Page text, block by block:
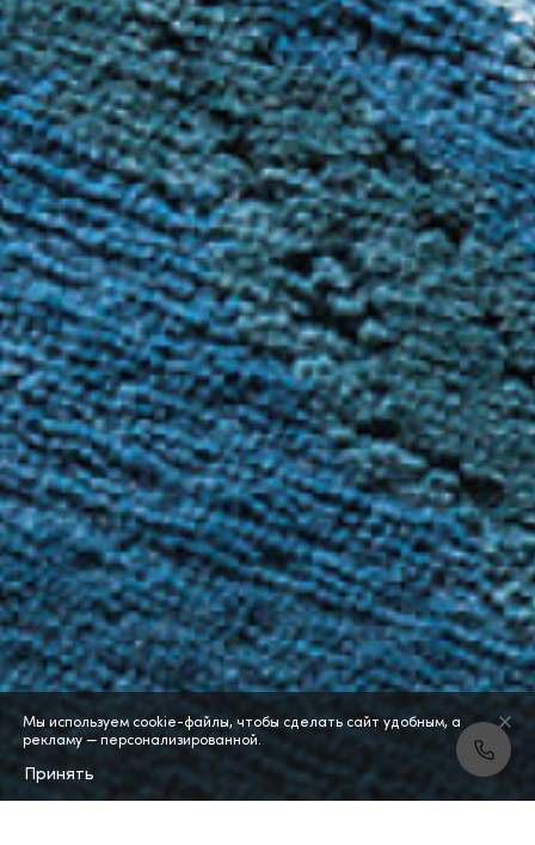
Мы используем cookie-файлы, чтобы сделать сайт удобным, а
рекламу — персонализированной.
Принять